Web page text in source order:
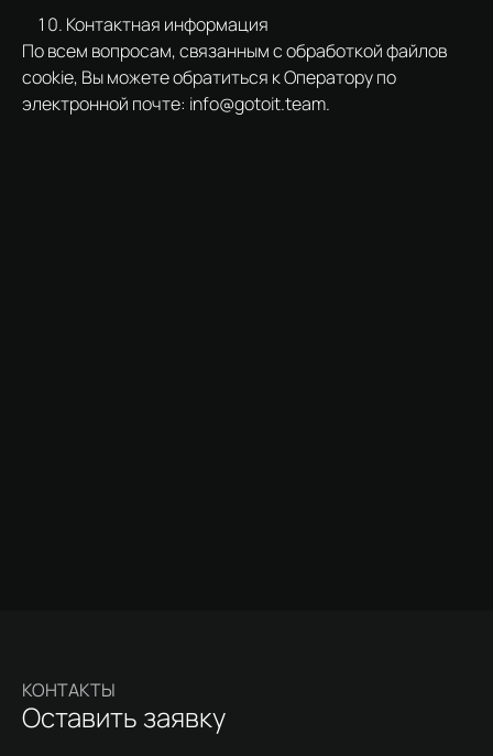
Контактная информация
По всем вопросам, связанным с обработкой файлов
cookie, Вы можете обратиться к Оператору по
электронной почте: info@gotoit.team.
КОНТАКТЫ
Оставить заявку